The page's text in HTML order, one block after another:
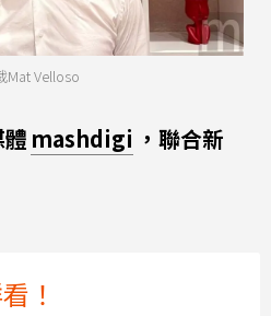
Velloso
mashdigi ，聯合新
！